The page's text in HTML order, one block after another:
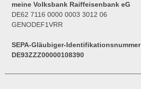
meine Volksbank Raiffeisenbank eG
DE62 7116 0000 0003 3012 06
GENODEF1VRR
SEPA-Gläubiger-Identifikationsnummer
DE93ZZZ00000108390